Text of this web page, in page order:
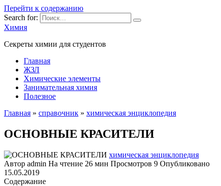
Перейти к содержанию
Search for:
Химия
Секреты химии для студентов
Главная
ЖЗЛ
Химические элементы
Занимательная химия
Полезное
Главная » справочник » химическая энциклопедия
ОСНОВНЫЕ КРАСИТЕЛИ
химическая энциклопедия
Автор admin На чтение 26 мин Просмотров 9 Опубликовано
15.05.2019
Содержание